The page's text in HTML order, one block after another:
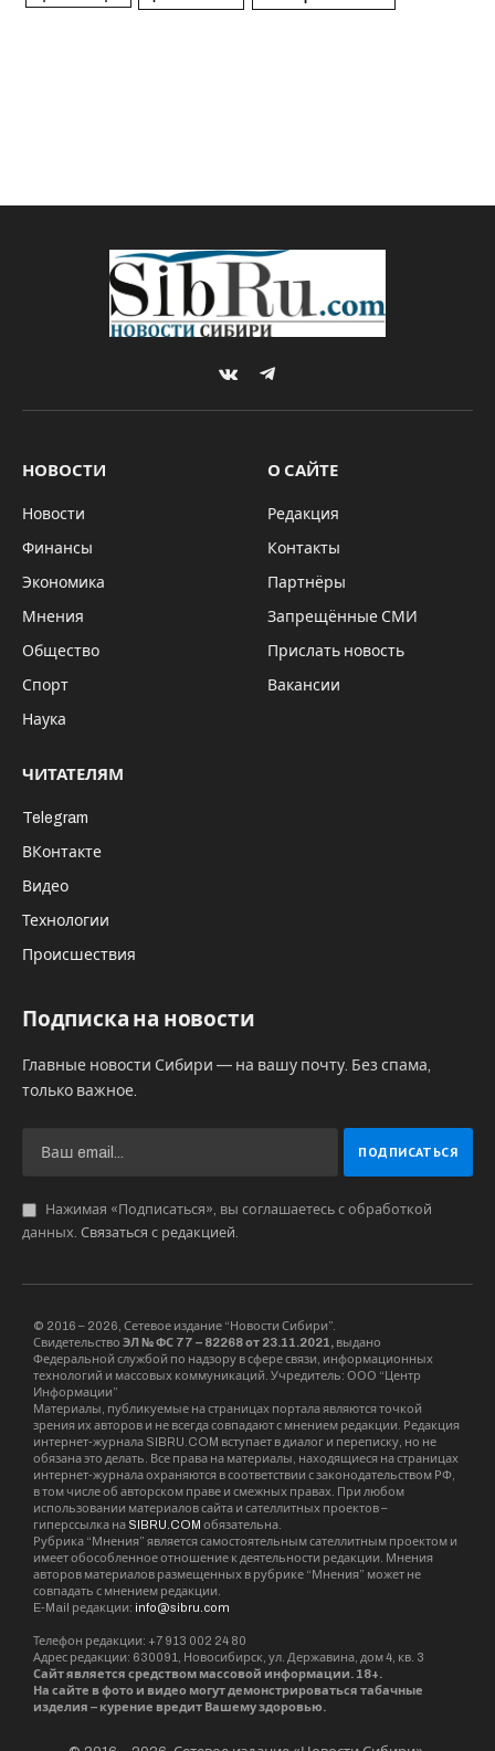
VKontakteTelegram
НОВОСТИ
Новости
Финансы
Экономика
Мнения
Общество
Спорт
Наука
О САЙТЕ
Редакция
Контакты
Партнёры
Запрещённые СМИ
Прислать новость
Вакансии
ЧИТАТЕЛЯМ
Telegram
ВКонтакте
Видео
Технологии
Происшествия
Подписка на новости
Главные новости Сибири — на вашу почту. Без спама,
только важное.
Нажимая «Подписаться», вы соглашаетесь с обработкой
данных. Связаться с редакцией.
© 2016 – 2026, Сетевое издание “Новости Сибири”.
Свидетельство ЭЛ № ФС 77 – 82268 от 23.11.2021, выдано
Федеральной службой по надзору в сфере связи, информационных
технологий и массовых коммуникаций. Учредитель: ООО “Центр
Информации”
Материалы, публикуемые на страницах портала являются точкой
зрения их авторов и не всегда совпадают с мнением редакции. Редакция
интернет-журнала SIBRU.COM вступает в диалог и переписку, но не
обязана это делать. Все права на материалы, находящиеся на страницах
интернет-журнала охраняются в соответствии с законодательством РФ,
в том числе об авторском праве и смежных правах. При любом
использовании материалов сайта и сателлитных проектов –
гиперссылка на SIBRU.COM обязательна.
Рубрика “Мнения” является самостоятельным сателлитным проектом и
имеет обособленное отношение к деятельности редакции. Мнения
авторов материалов размещенных в рубрике “Мнения” может не
совпадать с мнением редакции.
E-Mail редакции: info@sibru.com
Телефон редакции: +7 913 002 24 80
Адрес редакции: 630091, Новосибирск, ул. Державина, дом 4, кв. 3
Сайт является средством массовой информации. 18+.
На сайте в фото и видео могут демонстрироваться табачные
изделия – курение вредит Вашему здоровью.